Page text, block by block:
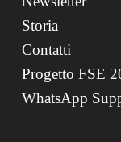
Storia
Contatti
Progetto FSE
WhatsApp